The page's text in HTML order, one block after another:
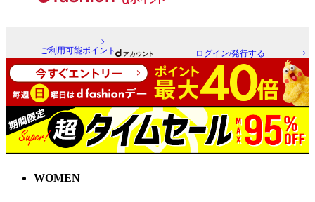
ご利用可能ポイント ログイン/発行する
WOMEN